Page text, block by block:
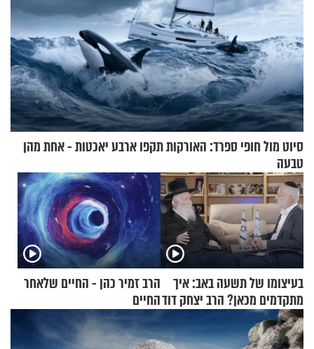
סיוט מול חופי ספרד: האורקות תקפו ארבע יאכטות - אחת מהן
טבעה
בעיצומו של תשעה באב: איך
מתקדמים מכאן? הרב יצחק דוד
גרוסמן בשיחה מיוחדת
הרב זמיר כהן - החיים שלאחר
החיים